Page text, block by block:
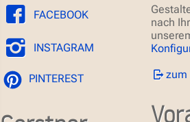
FACEBOOK
INSTAGRAM
PINTEREST
nach
zum